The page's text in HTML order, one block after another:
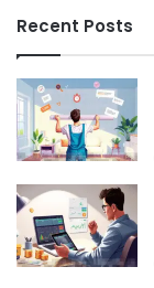
Recent Posts